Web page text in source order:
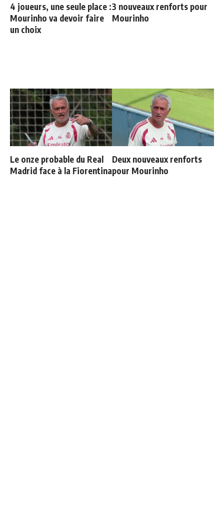
4 joueurs, une seule place :
Mourinho va devoir faire
un choix
3 nouveaux renforts pour
Mourinho
Le onze probable du Real
Madrid face à la Fiorentina
Deux nouveaux renforts
pour Mourinho